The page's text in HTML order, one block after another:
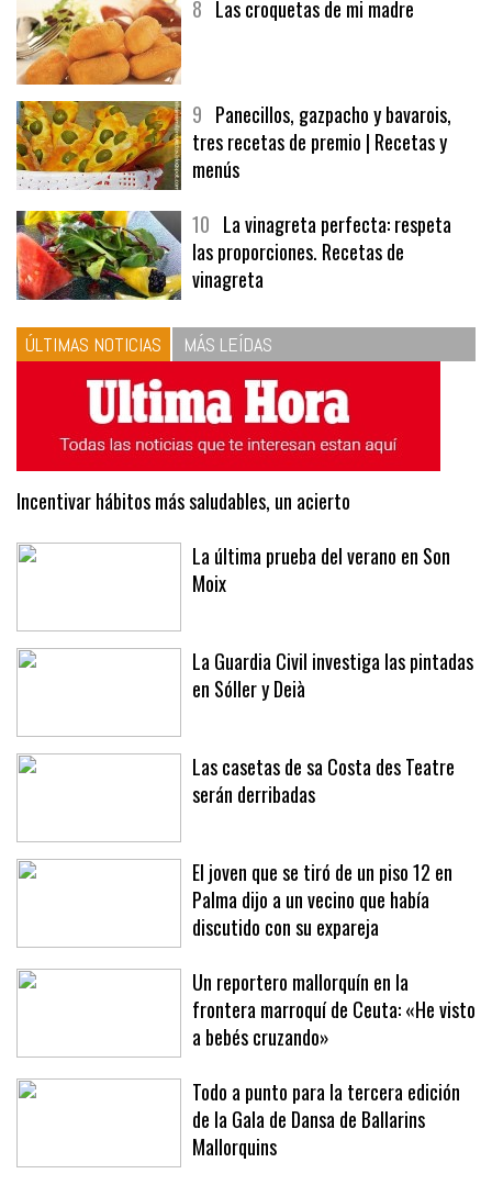
8 Las croquetas de mi madre
9 Panecillos, gazpacho y bavarois,
tres recetas de premio | Recetas y
menús
10 La vinagreta perfecta: respeta
las proporciones. Recetas de
vinagreta
ÚLTIMAS NOTICIAS MÁS LEÍDAS
Incentivar hábitos más saludables, un acierto
La última prueba del verano en Son
Moix
La Guardia Civil investiga las pintadas
en Sóller y Deià
Las casetas de sa Costa des Teatre
serán derribadas
El joven que se tiró de un piso 12 en
Palma dijo a un vecino que había
discutido con su expareja
Un reportero mallorquín en la
frontera marroquí de Ceuta: «He visto
a bebés cruzando»
Todo a punto para la tercera edición
de la Gala de Dansa de Ballarins
Mallorquins